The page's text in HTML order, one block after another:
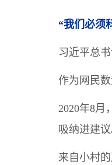
“我们必须
习近平总
作为网民
2020年8月
吸纳进建议
来自小村